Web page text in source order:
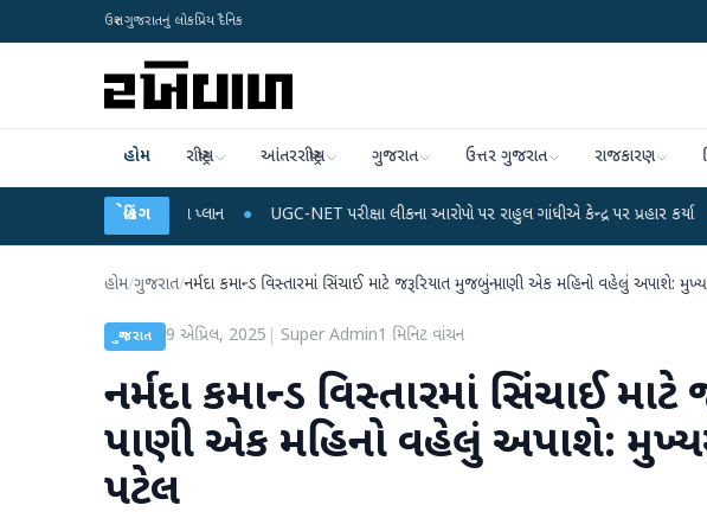
ઉત્તર ગુજરાતનું લોકપ્રિય દૈનિક
હોમ રાષ્ટ્રીય આંતરરાષ્ટ્રીય ગુજરાત ઉત્તર ગુજરાત રાજકારણ
બ્રેકિંગ
● UGC-NET પરીક્ષા લીકના આરોપો પર રાહુલ ગાંધીએ કેન્દ્ર પર પ્રહાર કર્યા ● હિંમતનગરમાં
હોમ/ગુજરાત/નર્મદા કમાન્ડ વિસ્તારમાં સિંચાઈ માટે જરૂરિયાત મુજબનું પાણી એક મહિનો વહેલું અપાશે:
ગુજરાત 9 એપ્રિલ, 2025 Super Admin1 મિનિટ વાંચન
નર્મદા કમાન્ડ વિસ્તારમાં સિંચાઈ
પાણી એક મહિનો વહેલું અપાશે:
પટેલ